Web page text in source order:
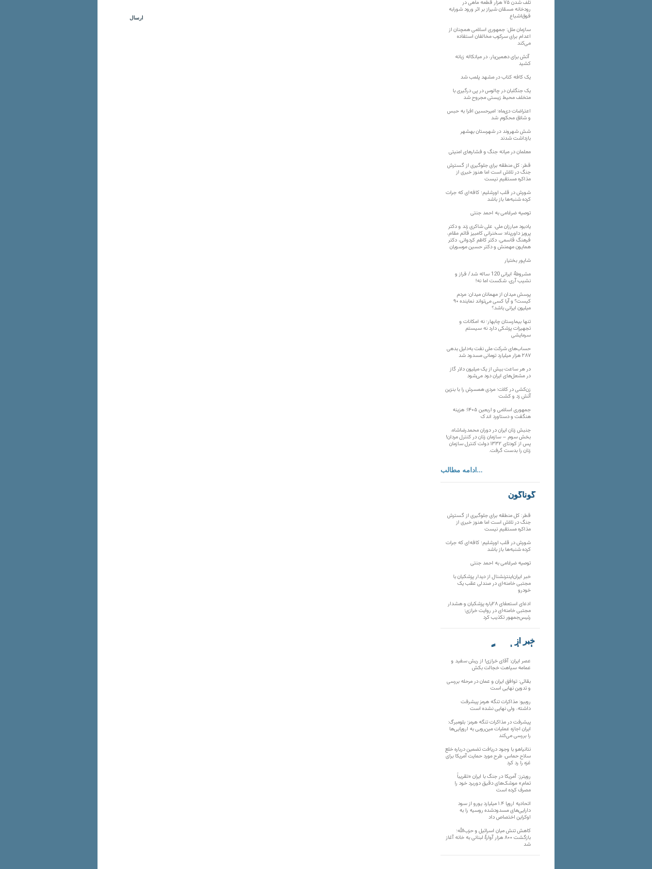
تلف شدن ۷۵ هزار قطعه ماهی در
رودخانه مسقان شیراز بر اثر ورود شورابه
فوق‌اشباع
سازمان ملل: جمهوری اسلامی همچنان از
اعدام برای سرکوب مخالفان استفاده
می‌کند
آتش برای دهمین‌بار، در میانکاله زبانه
کشید
یک کافه کتاب در مشهد پلمب شد
یک جنگلبان در چالوس در پی درگیری با
متخلف محیط زیستی مجروح شد
اعتراضات دی‌ماه؛ امیرحسین افرا به حبس
و شلاق محکوم شد
شش شهروند در شهرستان بهشهر
بازداشت شدند
معلمان در میانه جنگ و فشارهای امنیتی
قطر: کل منطقه برای جلوگیری از گسترش
جنگ در تلاش است اما هنوز خبری از
مذاکره مستقیم نیست
شورش در قلب اورشلیم؛ کافه‌ای که جرات
کرده شنبه‌ها باز باشد
توصیه ضرغامی به احمد جنتی
یادبود مبارزان ملی، علی شاکری زند و دکتر
پرویز داورپناه: سخنرانی کامبیز قائم مقام،
فرهنگ قاسمی، دکتر کاظم کردوانی، دکتر
همایون مهمنش و دکتر حسین موسویان
شاپور بختیار
مشروطۀ ایرانی 120 ساله شد/ فراز و
نشیب آری، شکست اما نه!
پرسش میدان از مهمانان میدان: مردم
کیست؟ و آیا کسی می‌تواند نماینده ۹۰
میلیون ایرانی باشد؟
تنها بیمارستان چابهار؛ نه امکانات و
تجهیزات پزشکی دارد نه سیستم
سرمایشی
حساب‌های شرکت ملی نفت به‌دلیل بدهی
۲۸۷ هزار میلیارد تومانی مسدود شد
در هر ساعت بیش از یک میلیون دلار گاز
در مشعل‌های ایران دود می‌شود
زن‌کشی در کلات؛ مردی همسرش را با بنزین
آتش زد و کشت
جمهوری اسلامی و اربعین ۱۴۰۵؛ هزینه
هنگفت و دستاورد اندک
جنبش زنان ایران در دوران محمدرضاشاه،
بخش سوم – سازمان زنان در کنترل مردان!
پس از کودتای ۱۳۳۲ دولت کنترل سازمان
زنان را بدست گرفت.
ادامه مطالب...
گوناگون
قطر: کل منطقه برای جلوگیری از گسترش
جنگ در تلاش است اما هنوز خبری از
مذاکره مستقیم نیست
شورش در قلب اورشلیم؛ کافه‌ای که جرات
کرده شنبه‌ها باز باشد
توصیه ضرغامی به احمد جنتی
خبر ایران‌اینترنشنال از دیدار پزشکیان با
مجتبی خامنه‌ای در صندلی عقب یک
خودرو
ادعای استعفای ۲۸باره پزشکیان و هشدار
مجتبی خامنه‌ای در روایت خرازی؛
رئیس‌جمهور تکذیب کرد
خبر از
تارنماهای دیگر
عصر ایران: آقای خرازی! از ریش سفید و
عمامه سیاهت خجالت بکش
بقائی: توافق ایران و عمان در مرحله بررسی
و تدوین نهایی است
روبیو: مذاکرات تنگه هرمز پیشرفت
داشته، ولی نهایی نشده است
پیشرفت در مذاکرات تنگه هرمز؛ بلومبرگ:
ایران اجازه عملیات مین‌روبی به اروپایی‌ها
را بررسی می‌کند
نتانیاهو با وجود دریافت تضمین درباره خلع
سلاح حماس، طرح مورد حمایت آمریکا برای
غزه را رد کرد
رویترز: آمریکا در جنگ با ایران «تقریباً
تمام» موشک‌های دقیق دوربرد خود را
مصرف کرده است
اتحادیه اروپا ۱.۴ میلیارد یورو از سود
دارایی‌های مسدودشده روسیه را به
اوکراین ‏اختصاص داد
کاهش تنش میان اسرائیل و حزب‌الله؛
بازگشت ۸۰۰ هزار آوارۀ لبنانی به خانه‌ آغاز
شد